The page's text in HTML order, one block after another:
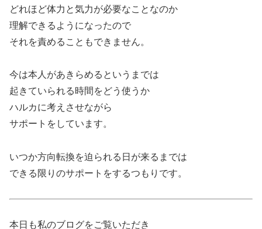
どれほど体力と気力が必要なことなのか
理解できるようになったので
それを責めることもできません。
今は本人があきらめるというまでは
起きていられる時間をどう使うか
ハルカに考えさせながら
サポートをしています。
いつか方向転換を迫られる日が来るまでは
できる限りのサポートをするつもりです。
本日も私のブログをご覧いただき